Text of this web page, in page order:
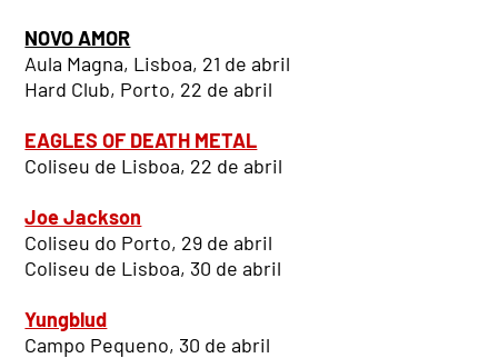
NOVO AMOR
Aula Magna, Lisboa, 21 de abril
Hard Club, Porto, 22 de abril
EAGLES OF DEATH METAL
Coliseu de Lisboa, 22 de abril
Joe Jackson
Coliseu do Porto, 29 de abril
Coliseu de Lisboa, 30 de abril
Yungblud
Campo Pequeno, 30 de abril